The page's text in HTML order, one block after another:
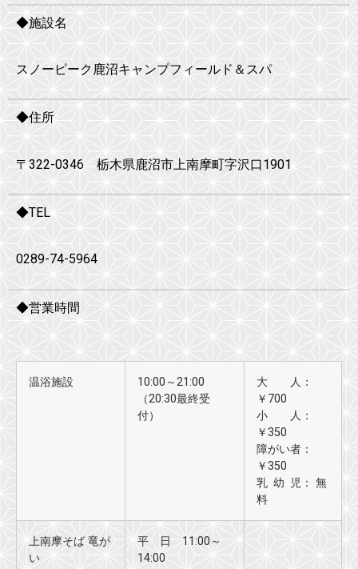
◆施設名
スノーピーク鹿沼キャンプフィールド＆スパ
◆住所
〒322-0346 栃木県鹿沼市上南摩町字沢口1901
◆TEL
0289-74-5964
◆営業時間
温浴施設
10:00～21:00
（20:30最終受
付）
大 人：
￥700
小 人：
￥350
障がい者：
￥350
乳 幼 児： 無
料
上南摩そば 竜が
い
平 日 11:00～
14:00